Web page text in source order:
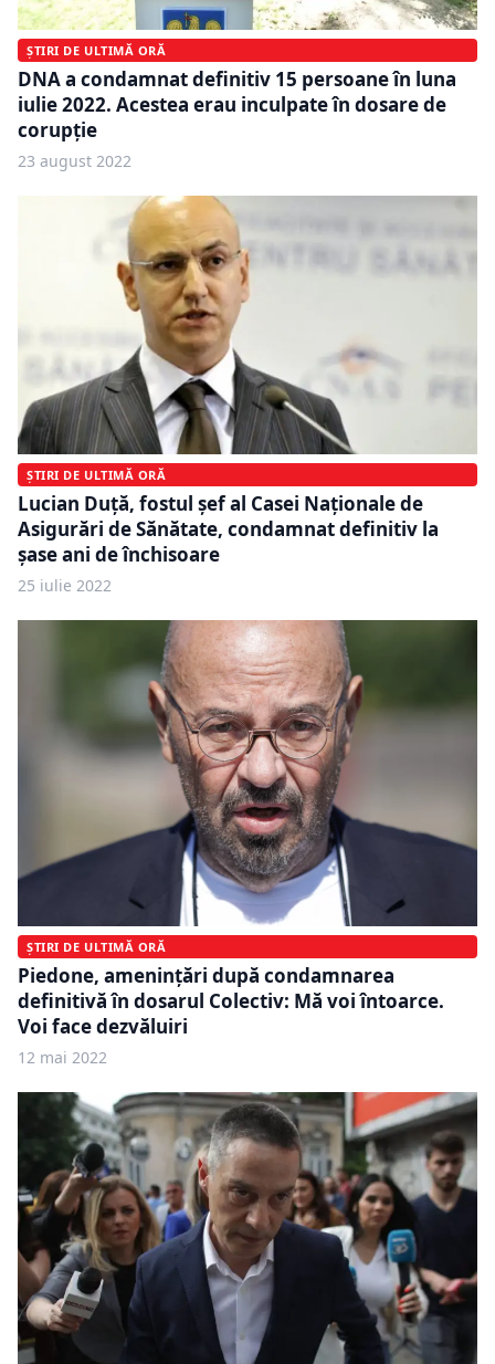
ȘTIRI DE ULTIMĂ ORĂ
DNA a condamnat definitiv 15 persoane în luna
iulie 2022. Acestea erau inculpate în dosare de
corupție
23 august 2022
ȘTIRI DE ULTIMĂ ORĂ
Lucian Duță, fostul șef al Casei Naționale de
Asigurări de Sănătate, condamnat definitiv la
șase ani de închisoare
25 iulie 2022
ȘTIRI DE ULTIMĂ ORĂ
Piedone, amenințări după condamnarea
definitivă în dosarul Colectiv: Mă voi întoarce.
Voi face dezvăluiri
12 mai 2022